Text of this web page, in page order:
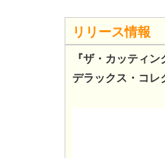
リリース情報
『ザ・カッティ
デラックス・コレ